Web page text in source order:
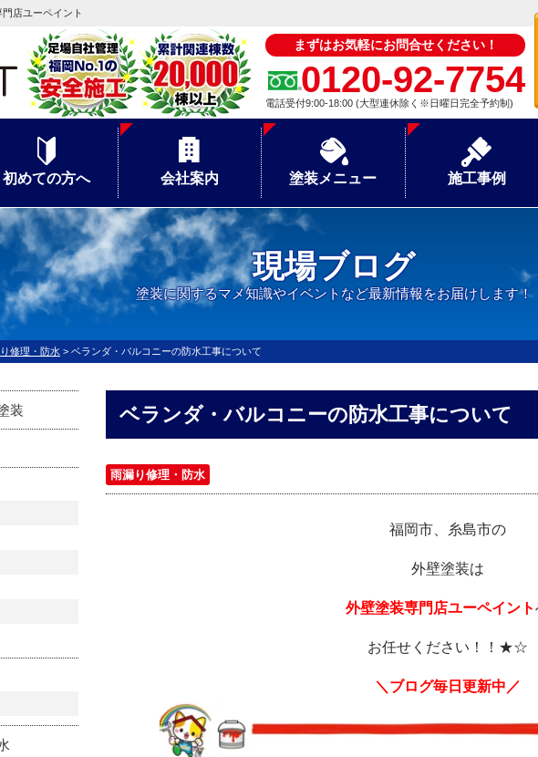
店ユーペイント
まずはお気軽にお問合せください！
0120-92-7754
電話受付9:00-18:00 (大型連休除く※日曜日完全予約制)
初めての方へ 会社案内 塗装メニュー 施工事例
現場ブログ
塗装に関するマメ知識やイベントなど最新情報をお届けします！
修理・防水 > ベランダ・バルコニーの防水工事について
ベランダ・バルコニーの防水工事について
雨漏り修理・防水
福岡市、糸島市の
外壁塗装は
外壁塗装専門店ユーペイント
お任せください！！★☆
＼ブログ毎日更新中／
装